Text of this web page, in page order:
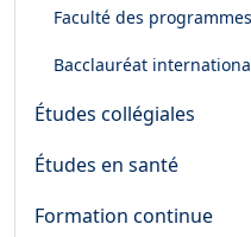
Faculté des
Bacclauréat
Études collégiales
Études en santé
Formation continue